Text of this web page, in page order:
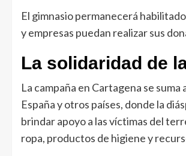
El gimnasio permanecerá
y empresas puedan realizar sus
La solidaridad de
La campaña en Cartagena se
España y otros países, donde la
brindar apoyo a las víctimas del
ropa, productos de higiene y